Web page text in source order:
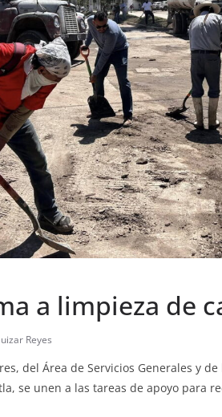
a limpieza de
Reyes
del Área de Servicios Generales y
se unen a las tareas de apoyo para